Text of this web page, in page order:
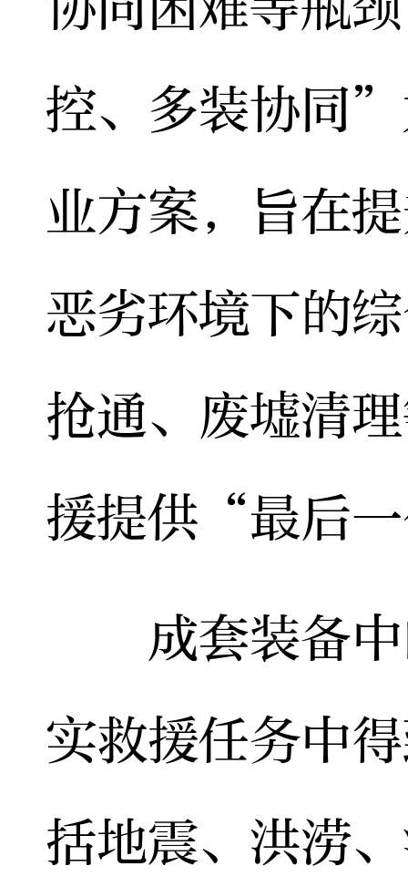
控、多装协同
业方案，旨在
恶劣环境下的
抢通、废墟清
援提供“最后
成套装备中
实救援任务中
括地震、洪涝